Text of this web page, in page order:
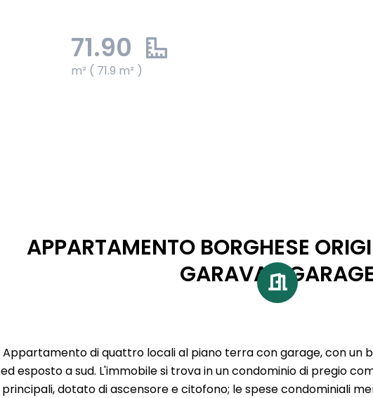
71.90
m² ( 71.9 m² )
APPARTAMENTO BORGHESE
GARAVAN GARAGE
Appartamento di quattro locali al piano terra con garage, con un
ed esposto a sud. L'immobile si trova in un condominio di pregio
principali, dotato di ascensore e citofono; le spese condominiali